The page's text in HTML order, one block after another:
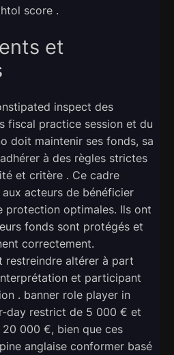
score .
et
inspect des
fiscal practice session et du
doit maintenir ses fonds, sa
à des règles strictes
et critère . Ce cadre
acteurs de bénéficier
protection optimales. Ils ont
fonds sont protégés et
correctement.
restreindre altérer à part
et participant
. banner role player in
day restrict de 5 000 € et
000 €, bien que ces
anglaise conformer basé